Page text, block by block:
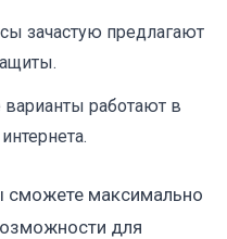
зачастую предлагают
работают в
сможете максимально
для